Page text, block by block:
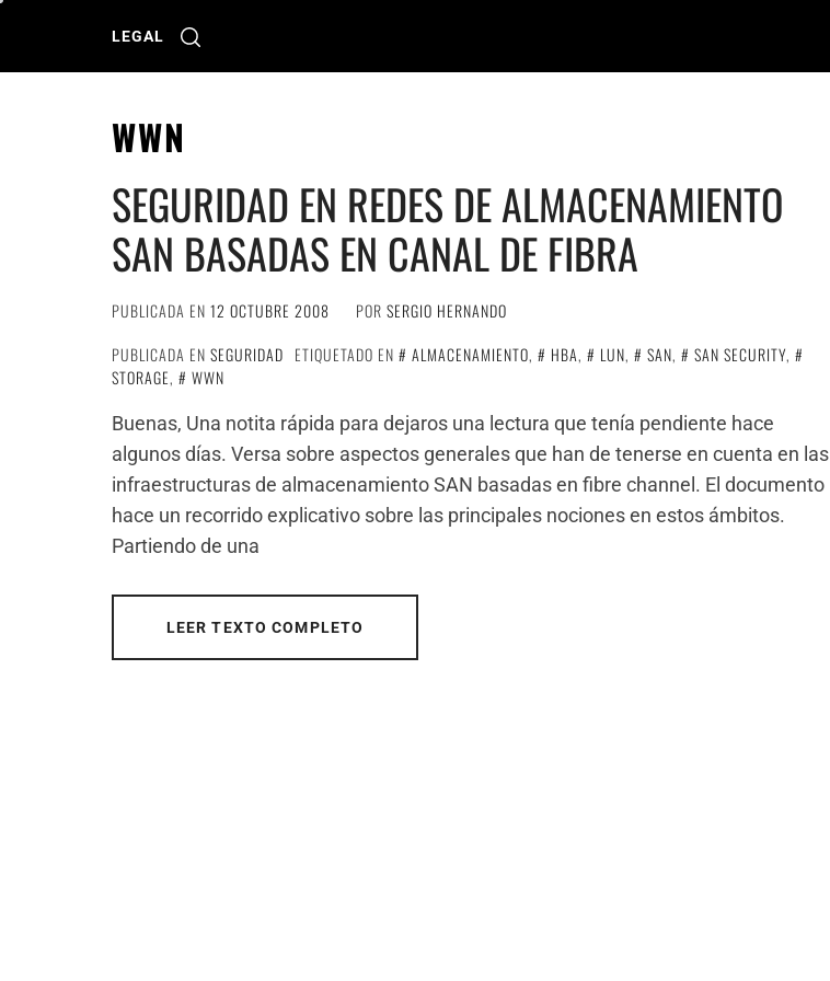
LEGAL
WWN
SEGURIDAD EN REDES DE ALMACENAMIENTO
SAN BASADAS EN CANAL DE FIBRA
PUBLICADA EN 12 OCTUBRE 2008 POR SERGIO HERNANDO
PUBLICADA EN SEGURIDAD ETIQUETADO EN ALMACENAMIENTO, HBA, LUN, SAN, SAN SECURITY,
STORAGE,
WWN
Buenas, Una notita rápida para dejaros una lectura que tenía pendiente hace
algunos días. Versa sobre aspectos generales que han de tenerse en cuenta en las
infraestructuras de almacenamiento SAN basadas en fibre channel. El documento
hace un recorrido explicativo sobre las principales nociones en estos ámbitos.
Partiendo de una
LEER TEXTO COMPLETO